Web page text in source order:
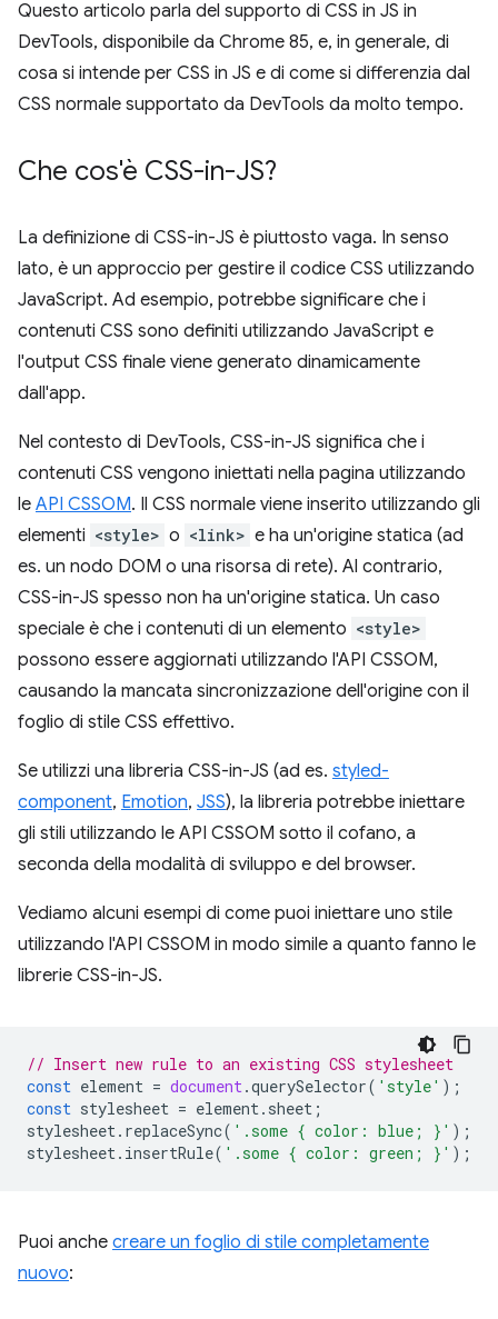
Questo articolo parla del supporto di CSS in JS in
DevTools, disponibile da Chrome 85, e, in generale, di
cosa si intende per CSS in JS e di come si differenzia dal
CSS normale supportato da DevTools da molto tempo.
Che cos'è CSS-in-JS?
La definizione di CSS-in-JS è piuttosto vaga. In senso
lato, è un approccio per gestire il codice CSS utilizzando
JavaScript. Ad esempio, potrebbe significare che i
contenuti CSS sono definiti utilizzando JavaScript e
l'output CSS finale viene generato dinamicamente
dall'app.
Nel contesto di DevTools, CSS-in-JS significa che i
contenuti CSS vengono iniettati nella pagina utilizzando
le API CSSOM. Il CSS normale viene inserito utilizzando gli
elementi <style> o <link> e ha un'origine statica (ad
es. un nodo DOM o una risorsa di rete). Al contrario,
CSS-in-JS spesso non ha un'origine statica. Un caso
speciale è che i contenuti di un elemento <style>
possono essere aggiornati utilizzando l'API CSSOM,
causando la mancata sincronizzazione dell'origine con il
foglio di stile CSS effettivo.
Se utilizzi una libreria CSS-in-JS (ad es. styled-
component, Emotion, JSS), la libreria potrebbe iniettare
gli stili utilizzando le API CSSOM sotto il cofano, a
seconda della modalità di sviluppo e del browser.
Vediamo alcuni esempi di come puoi iniettare uno stile
utilizzando l'API CSSOM in modo simile a quanto fanno le
librerie CSS-in-JS.
// Insert new rule to an existing CSS stylesheet
const element = document.querySelector( 'style' );
const stylesheet = element. sheet ;
stylesheet. replaceSync( '.some { color: blue; }' );
stylesheet. insertRule( '.some { color: green; }' );
Puoi anche creare un foglio di stile completamente
nuovo: